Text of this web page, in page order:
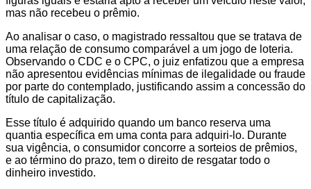
mas não recebeu o prêmio.
Ao analisar o caso, o magistrado ressaltou que se tratava de
uma relação de consumo comparável a um jogo de loteria.
Observando o CDC e o CPC, o juiz enfatizou que a empresa
não apresentou evidências mínimas de ilegalidade ou fraude
por parte do contemplado, justificando assim a concessão do
título de capitalização.
Esse título é adquirido quando um banco reserva uma
quantia específica em uma conta para adquiri-lo. Durante
sua vigência, o consumidor concorre a sorteios de prêmios,
e ao término do prazo, tem o direito de resgatar todo o
dinheiro investido.